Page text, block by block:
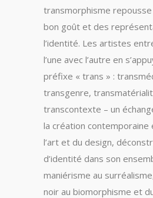
transmorphisme
bon goût et des
l’identité. Les artistes
l’une avec l’autre en
préfixe « trans » :
transgenre,
transcontexte – un
la création contemporaine
l’art et du design,
d’identité dans son
maniérisme au
noir au biomorphisme et